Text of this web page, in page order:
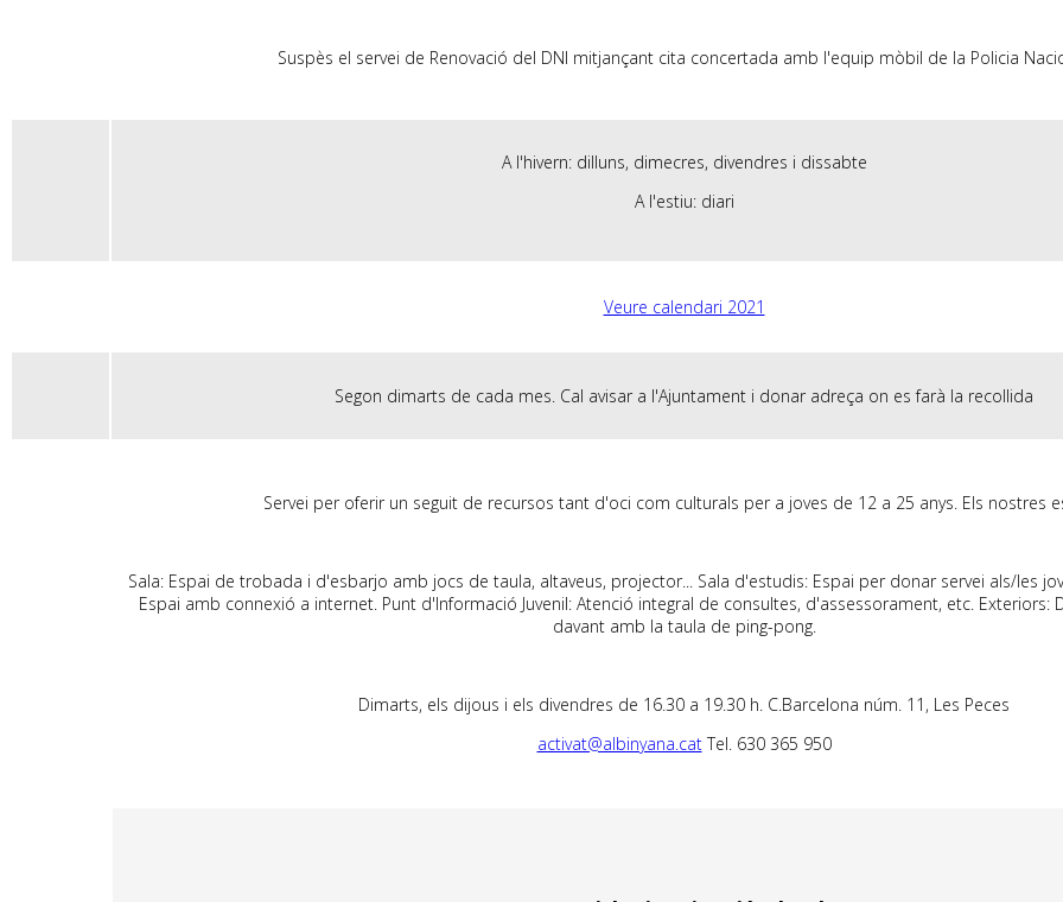
Suspès el servei de Renovació del DNI mitjançant cita concertada amb l'equip mòbil de la Policia
A l'hivern: dilluns, dimecres, divendres i dissabte
A l'estiu: diari
Veure calendari 2021
Segon dimarts de cada mes. Cal avisar a l'Ajuntament i donar adreça on es farà la recollida
Servei per oferir un seguit de recursos tant d'oci com culturals per a joves de 12 a 25 anys. Els nostres
Sala: Espai de trobada i d'esbarjo amb jocs de taula, altaveus, projector... Sala d'estudis: Espai per donar servei als/les
Espai amb connexió a internet. Punt d'Informació Juvenil: Atenció integral de consultes, d'assessorament, etc. Exteriors:
davant amb la taula de ping-pong.
Dimarts, els dijous i els divendres de 16.30 a 19.30 h. C.Barcelona núm. 11, Les Peces
activat@albinyana.catTel. 630 365 950